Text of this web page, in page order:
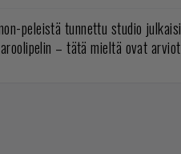
peleistä tunnettu studio julkaisi
– tätä mieltä ovat arviot